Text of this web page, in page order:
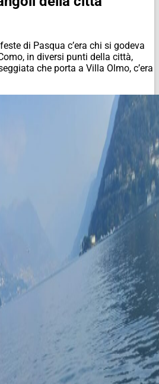
di Pasqua c’era chi si godeva
in diversi punti della città,
che porta a Villa Olmo, c’era